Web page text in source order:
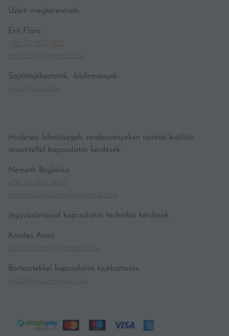
Üzleti megkeresések:
Ertl Flóra
+36 70 601 1929
ertl.flora@hgmedia.hu
Sajtótájékoztatók, -közlemények
vince@vince.hu
Hirdetési lehetőségek, rendezvényeken történő kiállítói
részvétellel kapcsolatos kérdések:
Németh Boglárka
+36 30 975 2652
nemeth.boglarka@kodmedia.hu
Jegyvásárlással kapcsolatos technikai kérdések:
Köteles Anna
koteles.anna@hgmedia.hu
Bortesztekkel kapcsolatos tájékoztatás
teszt@vincemagazin.hu